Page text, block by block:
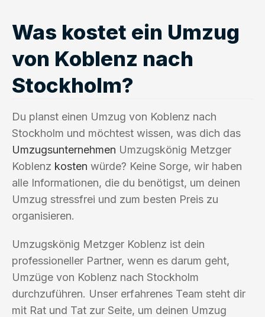
Was kostet ein Umzug
von Koblenz nach
Stockholm?
Du planst einen Umzug von Koblenz nach
Stockholm und möchtest wissen, was dich das
Umzugsunternehmen Umzugskönig Metzger
Koblenz kosten würde? Keine Sorge, wir haben
alle Informationen, die du benötigst, um deinen
Umzug stressfrei und zum besten Preis zu
organisieren.
Umzugskönig Metzger Koblenz ist dein
professioneller Partner, wenn es darum geht,
Umzüge von Koblenz nach Stockholm
durchzuführen. Unser erfahrenes Team steht dir
mit Rat und Tat zur Seite, um deinen Umzug